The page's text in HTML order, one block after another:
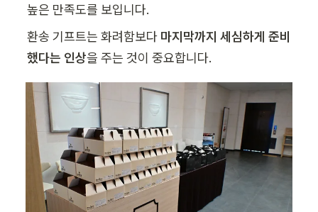
높은 만족도를 보입니다.
환송 기프트는 화려함보다 마지막까지 세심하게 준비
했다는 인상을 주는 것이 중요합니다.